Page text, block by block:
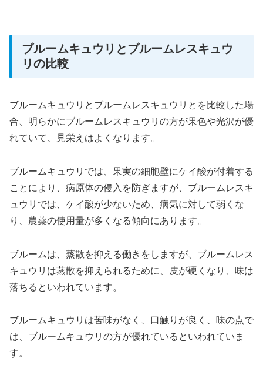
ブルームキュウリとブルームレスキュウ
リの比較
ブルームキュウリとブルームレスキュウリとを比較した場
合、明らかにブルームレスキュウリの方が果色や光沢が優
れていて、見栄えはよくなります。
ブルームキュウリでは、果実の細胞壁にケイ酸が付着する
ことにより、病原体の侵入を防ぎますが、ブルームレスキ
ュウリでは、ケイ酸が少ないため、病気に対して弱くな
り、農薬の使用量が多くなる傾向にあります。
ブルームは、蒸散を抑える働きをしますが、ブルームレス
キュウリは蒸散を抑えられるために、皮が硬くなり、味は
落ちるといわれています。
ブルームキュウリは苦味がなく、口触りが良く、味の点で
は、ブルームキュウリの方が優れているといわれていま
す。